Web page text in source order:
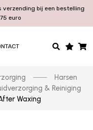
verzending bij een bestelling
euro
Harsen
& Reiniging
Waxing